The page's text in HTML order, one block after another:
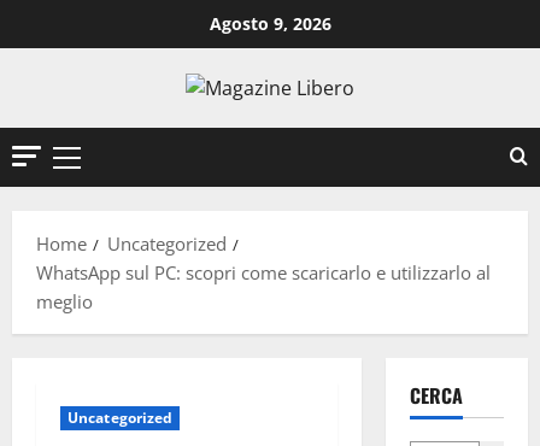
al
Agosto 9, 2026
Menu
Home
Uncategorized
WhatsApp sul PC: scopri come scaricarlo e utilizzarlo al
meglio
Uncategorized
CERCA